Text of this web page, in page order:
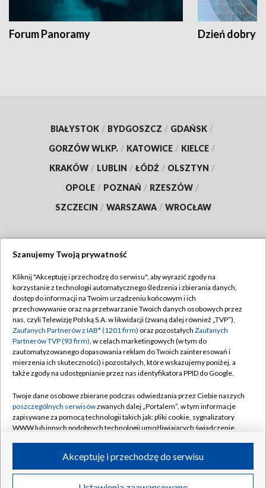
Forum Panoramy Dzień dobry
BIAŁYSTOK / BYDGOSZCZ / GDAŃSK /
GORZÓW WLKP. / KATOWICE / KIELCE /
KRAKÓW / LUBLIN / ŁÓDŹ / OLSZTYN /
OPOLE / POZNAŃ / RZESZÓW /
SZCZECIN / WARSZAWA / WROCŁAW
TVP
Abonament TVP
Emisja w TVP
Centrum informacji TVP
Naziemna Telewizja Cyfrowa
Rada Programowa
System NOS
Informacje o nadawcy
Program dla prasy
Regulamin TVP
Polityka prywatności
Moje zgody
Pomoc
Kontakt
Kanały
©2026 Telewizja Polska S.A. w likwidacji
Szanujemy Twoją prywatność
Kliknij "Akceptuję i przechodzę do serwisu", aby wyrazić zgody na
korzystanie z technologii automatycznego śledzenia i zbierania danych,
dostęp do informacji na Twoim urządzeniu końcowym i ich
przechowywanie oraz na przetwarzanie Twoich danych osobowych przez
nas, czyli Telewizję Polską S.A. w likwidacji (zwaną dalej również „TVP”),
Zaufanych Partnerów z IAB* (1201 firm) oraz pozostałych Zaufanych
Partnerów TVP (93 firm), w celach marketingowych (w tym do
zautomatyzowanego dopasowania reklam do Twoich zainteresowań i
mierzenia ich skuteczności) i pozostałych, które wskazujemy poniżej, a
także zgody na udostępnianie przez nas identyfikatora PPID do Google.
Twoje dane osobowe zbierane podczas odwiedzania przez Ciebie naszych
poszczególnych serwisówzwanych dalej „Portalem”, w tym informacje
zapisywane za pomocą technologii takich jak: pliki cookie, sygnalizatory
WWW lub innych podobnych technologii umożliwiających świadczenie
ruchu w Internecie.
Twoje dane osobowe zbierane podczas odwiedzania przez Ciebie
Akceptuję i przechodzę do serwisu